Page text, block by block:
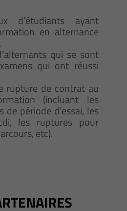
d’étudiants ayant
en alternance
qui se sont
qui ont réussi
rupture de contrat au
(incluant les
période d’essai, les
les ruptures pour
etc).